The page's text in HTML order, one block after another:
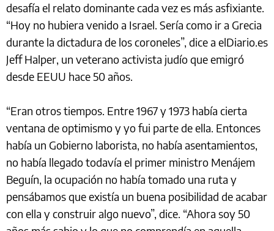
desafía el relato dominante cada vez es más asfixiante.
“Hoy no hubiera venido a Israel. Sería como ir a Grecia
durante la dictadura de los coroneles”, dice a elDiario.es
Jeff Halper, un veterano activista judío que emigró
desde EEUU hace 50 años.
“Eran otros tiempos. Entre 1967 y 1973 había cierta
ventana de optimismo y yo fui parte de ella. Entonces
había un Gobierno laborista, no había asentamientos,
no había llegado todavía el primer ministro Menájem
Beguín, la ocupación no había tomado una ruta y
pensábamos que existía un buena posibilidad de acabar
con ella y construir algo nuevo”, dice. “Ahora soy 50